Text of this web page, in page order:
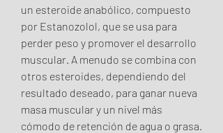
un esteroide anabólico, compuesto
por Estanozolol, que se usa para
perder peso y promover el desarrollo
muscular. A menudo se combina con
otros esteroides, dependiendo del
resultado deseado, para ganar nueva
masa muscular y un nivel más
cómodo de retención de agua o grasa.